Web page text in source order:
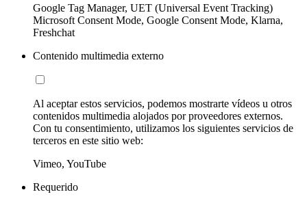
Google Tag Manager, UET (Universal Event Tracking)
Microsoft Consent Mode, Google Consent Mode, Klarna,
Freshchat
Contenido multimedia externo
Al aceptar estos servicios, podemos mostrarte vídeos u otros
contenidos multimedia alojados por proveedores externos.
Con tu consentimiento, utilizamos los siguientes servicios de
terceros en este sitio web:
Vimeo, YouTube
Requerido